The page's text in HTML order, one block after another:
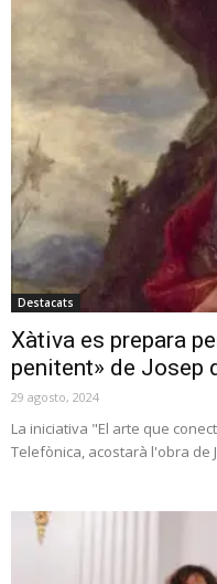
Destacats
Xàtiva es prepara
penitent» de Josep
29 agosto, 2024
La iniciativa "El arte que
Telefònica, acostarà l'obra de